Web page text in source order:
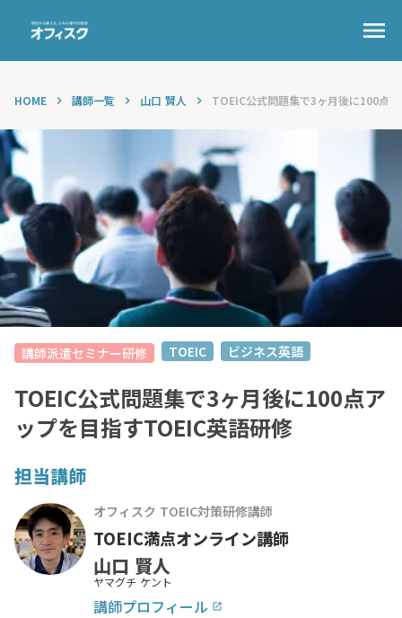
HOME keyboard_arrow_right 講師一覧 keyboard_arrow_right 山口 賢人 keyboard_arrow_right TOEIC公式問題集で3ヶ月後に100点
講師派遣セミナー研修 TOEIC ビジネス英語
TOEIC公式問題集で3ヶ月後に100点ア
ップを目指すTOEIC英語研修
担当講師
オフィスク TOEIC対策研修講師
TOEIC満点オンライン講師
山口 賢人
ヤマグチ ケント
講師プロフィール launch
menu